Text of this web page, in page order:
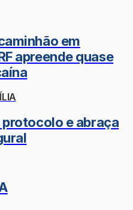
em
apreende quase
protocolo e abraça